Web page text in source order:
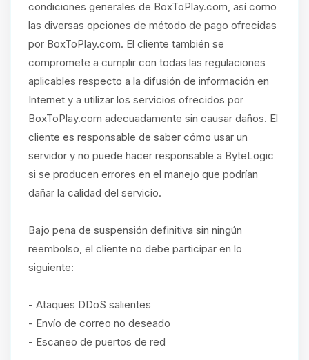
condiciones generales de BoxToPlay.com, así como
las diversas opciones de método de pago ofrecidas
por BoxToPlay.com. El cliente también se
compromete a cumplir con todas las regulaciones
aplicables respecto a la difusión de información en
Internet y a utilizar los servicios ofrecidos por
BoxToPlay.com adecuadamente sin causar daños. El
cliente es responsable de saber cómo usar un
servidor y no puede hacer responsable a ByteLogic
si se producen errores en el manejo que podrían
dañar la calidad del servicio.
Bajo pena de suspensión definitiva sin ningún
reembolso, el cliente no debe participar en lo
siguiente:
- Ataques DDoS salientes
- Envío de correo no deseado
- Escaneo de puertos de red